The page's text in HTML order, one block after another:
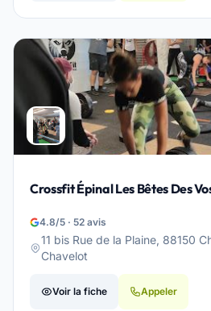
Crossfit Épinal Les Bêtes Des
4.8/5 · 52 avis
11 bis Rue de la Plaine, 88150
Chavelot
Voir la fiche Appeler